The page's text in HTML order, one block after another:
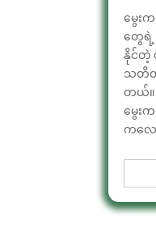
မွေး
တွေရဲ့
နိုင်တဲ့
သတိထ
တယ်။
မွေး
ကလေ